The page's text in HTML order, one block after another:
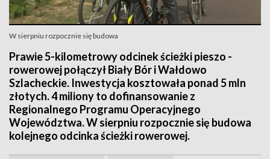
W sierpniu rozpocznie się budowa
Prawie 5-kilometrowy odcinek ścieżki pieszo -
rowerowej połączył Biały Bór i Wałdowo
Szlacheckie. Inwestycja kosztowała ponad 5 mln
złotych. 4 miliony to dofinansowanie z
Regionalnego Programu Operacyjnego
Województwa. W sierpniu rozpocznie się budowa
kolejnego odcinka ścieżki rowerowej.